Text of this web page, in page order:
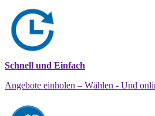
Schnell und Einfach
Angebote einholen – Wählen - Und